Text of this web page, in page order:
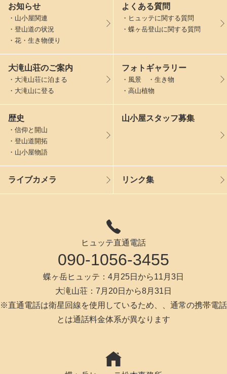
お知らせ
・山小屋関連
・登山道の状況
・花・生き物便り
よくある質問
・ヒュッテに関する質問
・蝶ヶ岳登山に関する質問
大滝山荘のご案内
・大滝山荘に泊まる
・大滝山に登る
フォトギャラリー
・風景 ・生き物
・高山植物
歴史
・信仰と開山
・登山道開拓
・山小屋物語
山小屋スタッフ募集
ライブカメラ リンク集
ヒュッテ直通電話
090-1056-3455
蝶ヶ岳ヒュッテ：4月25日から11月3日
大滝山荘：7月20日から8月31日
※直通電話は衛星回線を使用しているため、、通常の携帯電話
とは通話料金体系が異なります